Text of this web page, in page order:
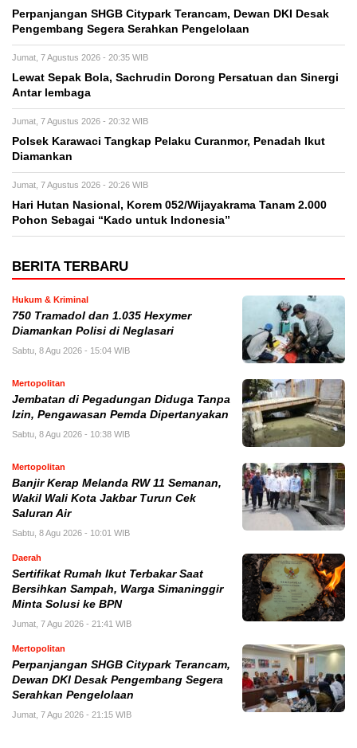
Perpanjangan SHGB Citypark Terancam, Dewan DKI Desak
Pengembang Segera Serahkan Pengelolaan
Jumat, 7 Agustus 2026 - 20:35 WIB
Lewat Sepak Bola, Sachrudin Dorong Persatuan dan Sinergi
Antar lembaga
Jumat, 7 Agustus 2026 - 20:32 WIB
Polsek Karawaci Tangkap Pelaku Curanmor, Penadah Ikut
Diamankan
Jumat, 7 Agustus 2026 - 20:26 WIB
Hari Hutan Nasional, Korem 052/Wijayakrama Tanam 2.000
Pohon Sebagai “Kado untuk Indonesia”
BERITA TERBARU
Hukum & Kriminal
750 Tramadol dan 1.035 Hexymer
Diamankan Polisi di Neglasari
Sabtu, 8 Agu 2026 - 15:04 WIB
Mertopolitan
Jembatan di Pegadungan Diduga Tanpa
Izin, Pengawasan Pemda Dipertanyakan
Sabtu, 8 Agu 2026 - 10:38 WIB
Mertopolitan
Banjir Kerap Melanda RW 11 Semanan,
Wakil Wali Kota Jakbar Turun Cek
Saluran Air
Sabtu, 8 Agu 2026 - 10:01 WIB
Daerah
Sertifikat Rumah Ikut Terbakar Saat
Bersihkan Sampah, Warga Simaninggir
Minta Solusi ke BPN
Jumat, 7 Agu 2026 - 21:41 WIB
Mertopolitan
Perpanjangan SHGB Citypark Terancam,
Dewan DKI Desak Pengembang Segera
Serahkan Pengelolaan
Jumat, 7 Agu 2026 - 21:15 WIB